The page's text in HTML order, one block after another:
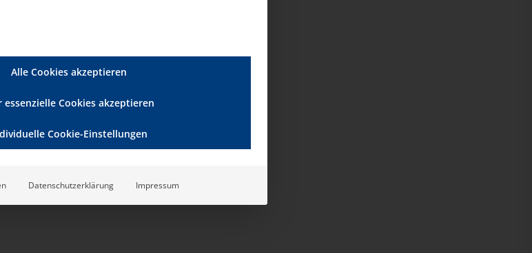
(DGuSV), Dipl.-
Alle Cookies akzeptieren
essenzielle Cookies akzeptieren
Cookie-Einstellungen
Datenschutzerklärung Impressum